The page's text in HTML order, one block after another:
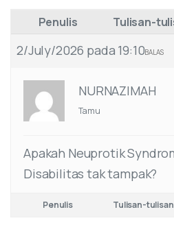
Penulis Tulisan-
2/July/2026 pada 19:10BALAS
NURNAZIMAH
Tamu
Apakah Neuprotik
Disabilitas tak tampak?
Penulis Tulisan-tulisan